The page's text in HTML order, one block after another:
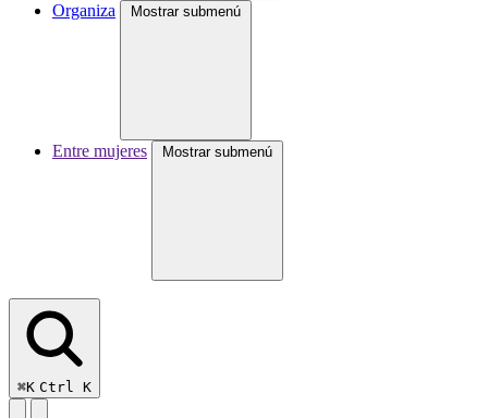
Organiza Mostrar submenú
Entre mujeres Mostrar submenú
⌘K Ctrl K